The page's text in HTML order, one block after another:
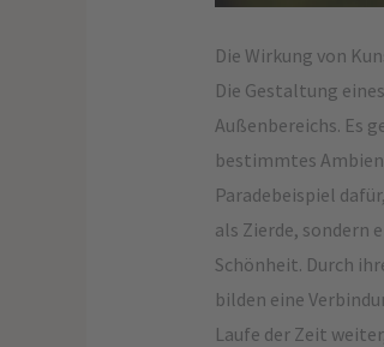
Die Wirkung von
Die Gestaltung
Außenbereichs. Es
bestimmtes
Paradebeispiel
als Zierde, sondern
Schönheit. Durch
bilden eine
Laufe der Zeit